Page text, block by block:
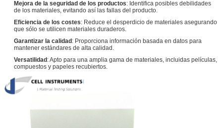
Mejora de la seguridad de los productos: Identifica posibles debilidades
de los materiales, evitando así las fallas del producto.
Eficiencia de los costes: Reduce el desperdicio de materiales asegurando
que sólo se utilicen materiales duraderos.
Garantizar la calidad: Proporciona información basada en datos para
mantener estándares de alta calidad.
Versatilidad: Apto para una amplia gama de materiales, incluidas películas,
compuestos y papeles recubiertos.